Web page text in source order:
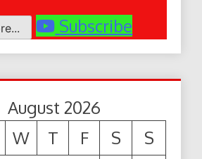
Subscribe
August 2026
W T F S
S